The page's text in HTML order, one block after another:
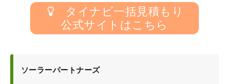
タイナビ一括見積もり
公式サイトはこちら
ソーラーパートナーズ